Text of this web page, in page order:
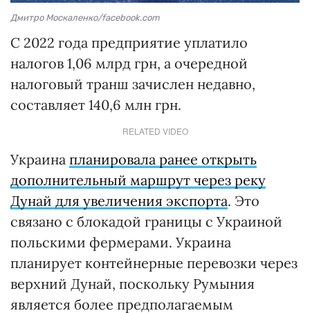
Дмитро Москаленко/facebook.com
С 2022 года предприятие уплатило
налогов 1,06 млрд грн, а очередной
налоговый транш зачислен недавно,
составляет 140,6 млн грн.
RELATED VIDEO
Украина планировала ранее открыть
дополнительный маршрут через реку
Дунай для увеличения экспорта. Это
связано с блокадой границы с Украиной
польскими фермерами. Украина
планирует контейнерные перевозки через
верхний Дунай, поскольку Румыния
является более предполагаемым